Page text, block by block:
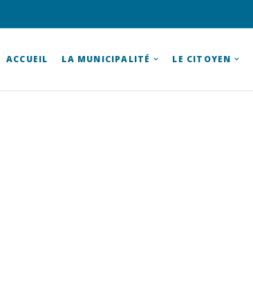
ACCUEIL LA MUNICIPALITÉ LE CITOYEN